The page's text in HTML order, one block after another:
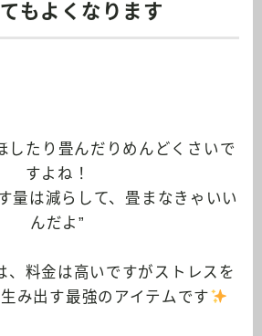
もよくなります
したり畳んだりめんどくさいで
すよね！
量は減らして、畳まなきゃいい
んだよ”
、料金は高いですがストレスを
み出す最強のアイテムです